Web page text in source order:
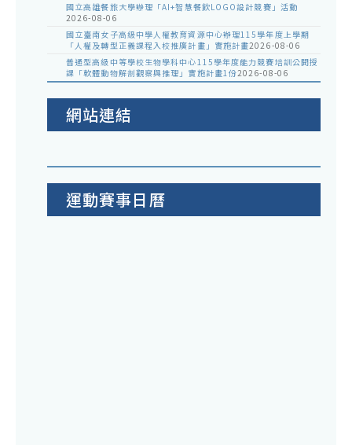
國立高雄餐旅大學辦理「AI+智慧餐飲LOGO設計競賽」活動
2026-08-06
國立臺南女子高級中學人權教育資源中心辦理115學年度上學期
「人權及轉型正義課程入校推廣計畫」實施計畫2026-08-06
普通型高級中等學校生物學科中心115學年度能力競賽培訓公開授
課「軟體動物解剖觀察與推理」實施計畫1份2026-08-06
網站連結
運動賽事日曆